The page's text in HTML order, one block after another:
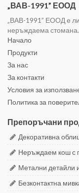
„ВАВ-1991” ЕООД
„ВАВ-1991” ЕООД е
неръждаема стомана.
Начало
Продукти
За нас
За контакти
Условия за
Политика за
Препоръчани
Декоративна
Неръждаем кош с
Метални детайли
Безконтактна